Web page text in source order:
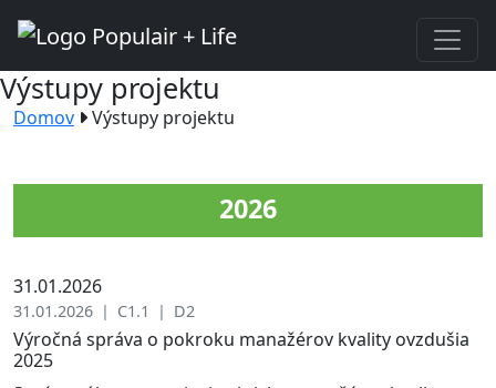
Výstupy projektu
Domov Výstupy projektu
2026
31.01.2026
31.01.2026 | C1.1 | D2
Výročná správa o pokroku manažérov kvality ovzdušia
2025